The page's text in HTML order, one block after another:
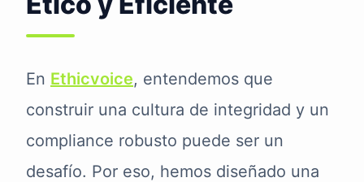
En Ethicvoice, entendemos que
construir una cultura de integridad y un
compliance robusto puede ser un
desafío. Por eso, hemos diseñado una